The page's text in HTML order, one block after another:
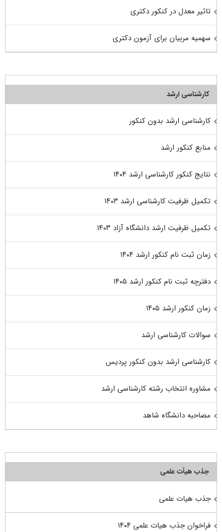
تاثیر معدل در کنکور دکتری
سهمیه مربیان برای آزمون دکتری
کارشناسی ارشد
کارشناسی ارشد بدون کنکور
منابع کنکور ارشد
نتایج کنکور کارشناسی ارشد ۱۴۰۴
تکمیل ظرفیت کارشناسی ارشد ۱۴۰۳
تکمیل ظرفیت ارشد دانشگاه آزاد ۱۴۰۳
زمان ثبت نام کنکور ارشد ۱۴۰۴
دفترچه ثبت نام کنکور ارشد ۱۴۰۵
زمان کنکور ارشد ۱۴۰۵
سوالات کارشناسی ارشد
کارشناسی ارشد بدون کنکور پردیس
مشاوره انتخاب رشته کارشناسی ارشد
مصاحبه دانشگاه شاهد
جذب هیأت علمی
جذب هیات علمی
فراخوان جذب هیات علمی ۱۴۰۴